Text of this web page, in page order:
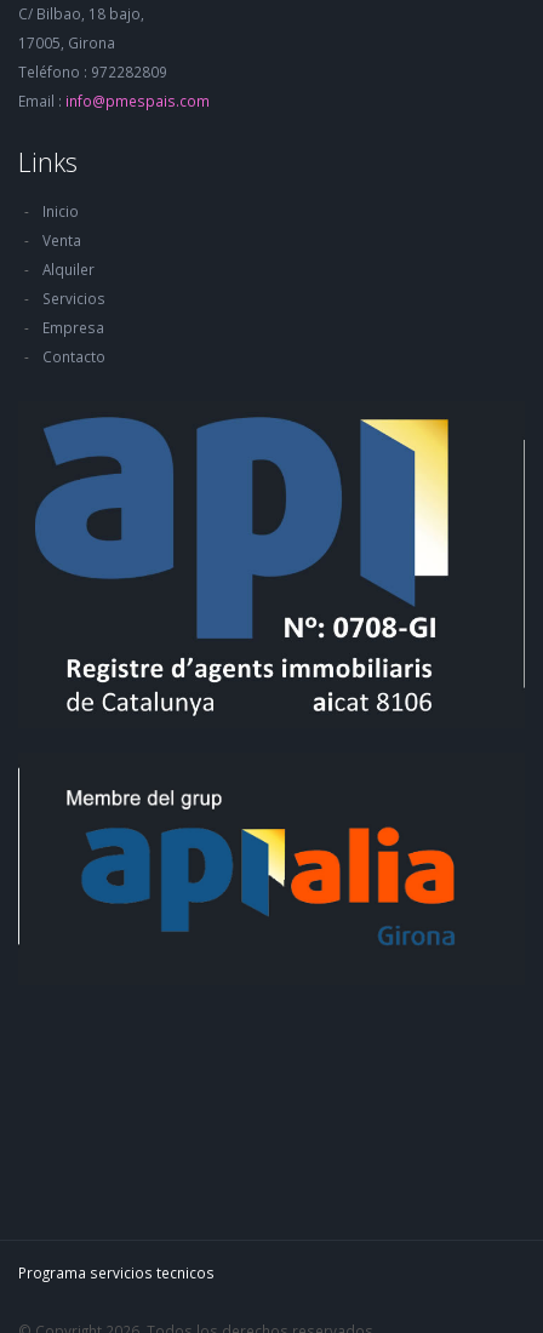
C/ Bilbao, 18 bajo,
17005, Girona
Teléfono : 972282809
Email : info@pmespais.com
Links
Inicio
Venta
Alquiler
Servicios
Empresa
Contacto
Programa servicios tecnicos